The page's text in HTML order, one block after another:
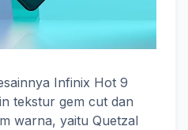
Infinix Hot 9
tekstur gem cut dan
warna, yaitu Quetzal